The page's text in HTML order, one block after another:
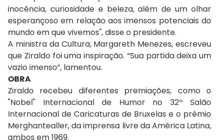
inocência, curiosidade e beleza, além de um olhar
esperançoso em relação aos imensos potenciais do
mundo em que vivemos", disse o presidente.
A ministra da Cultura, Margareth Menezes, escreveu
que Ziraldo foi uma inspiração. “Sua partida deixa um
vazio imenso”, lamentou.
OBRA
Ziraldo recebeu diferentes premiações, como o
"Nobel" Internacional de Humor no 32º Salão
Internacional de Caricaturas de Bruxelas e o prêmio
Merghantealler, da imprensa livre da América Latina,
ambos em 1969.